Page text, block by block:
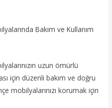
Bakım ve Kullanım
uzun ömürlü
için düzenli bakım ve doğru
mobilyalarınızı korumak için